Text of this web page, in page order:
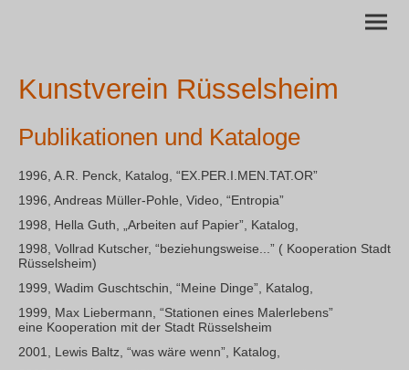
Kunstverein Rüsselsheim
Publikationen und Kataloge
1996, A.R. Penck, Katalog, “EX.PER.I.MEN.TAT.OR”
1996, Andreas Müller-Pohle, Video, “Entropia”
1998, Hella Guth, „Arbeiten auf Papier”, Katalog,
1998, Vollrad Kutscher, “beziehungsweise...” ( Kooperation Stadt
Rüsselsheim)
1999, Wadim Guschtschin, “Meine Dinge”, Katalog,
1999, Max Liebermann, “Stationen eines Malerlebens”
eine Kooperation mit der Stadt Rüsselsheim
2001, Lewis Baltz, “was wäre wenn”, Katalog,